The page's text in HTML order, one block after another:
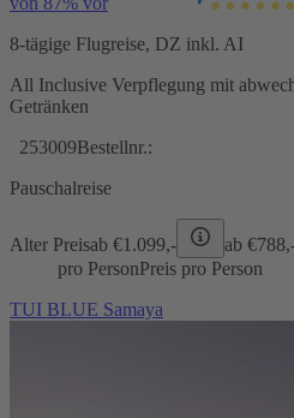
8-tägige Flugreise, DZ inkl. AI
All Inclusive Verpflegung mit
Getränken
253009Bestellnr.:
Pauschalreise
Alter Preisab €1.099,- ab €
pro PersonPreis pro Person
TUI BLUE Samaya